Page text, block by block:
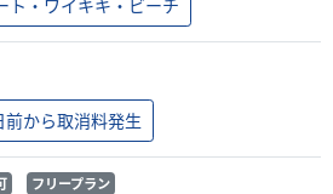
ト・ワイキキ・ビーチ
から取消料発生
フリープラン